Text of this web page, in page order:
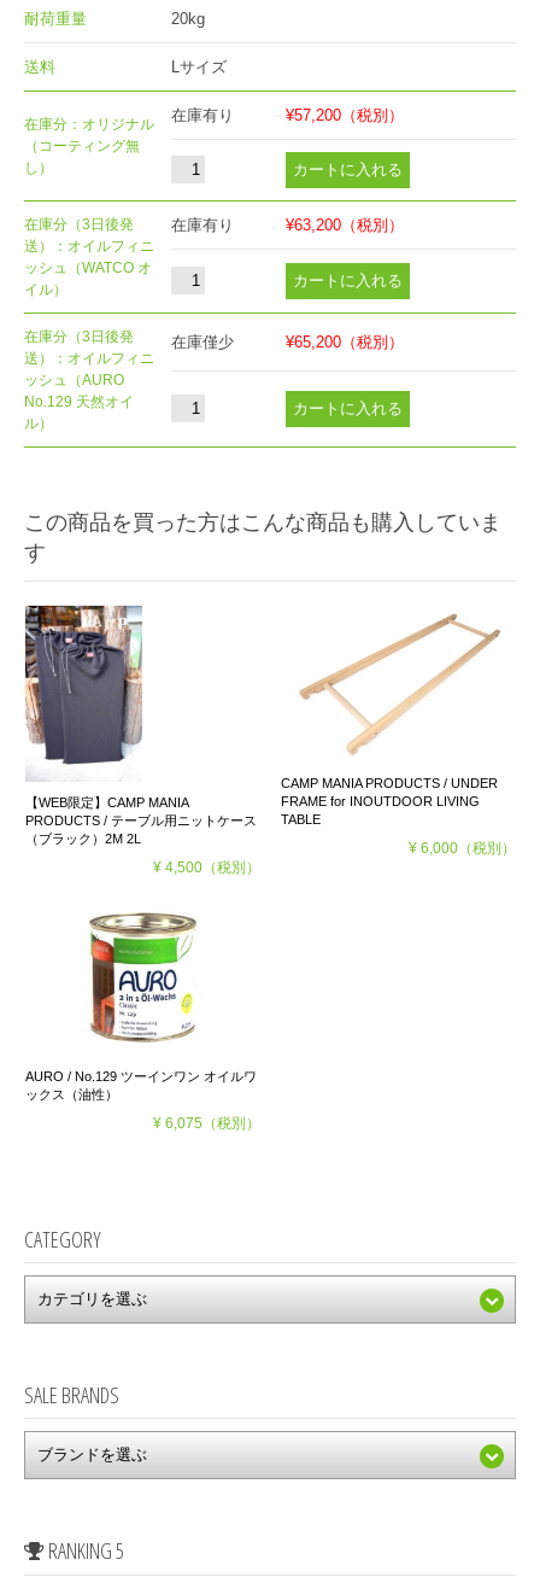
耐荷重量 20kg
送料 Lサイズ
在庫分：オリジナル
（コーティング無
し）
在庫有り ¥57,200 （税別）
在庫分（3日後発
送）：オイルフィニ
ッシュ（WATCO オ
イル）
在庫有り ¥63,200 （税別）
在庫分（3日後発
送）：オイルフィニ
ッシュ（AURO
No.129 天然オイ
ル）
在庫僅少 ¥65,200 （税別）
この商品を買った方はこんな商品も購入していま
す
【WEB限定】CAMP MANIA
PRODUCTS / テーブル用ニットケース
（ブラック）2M 2L
¥ 4,500（税別）
CAMP MANIA PRODUCTS / UNDER
FRAME for INOUTDOOR LIVING
TABLE
¥ 6,000（税別）
AURO / No.129 ツーインワン オイルワ
ックス（油性）
¥ 6,075 （税別）
CATEGORY
SALE BRANDS
RANKING 5